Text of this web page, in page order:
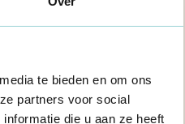
te bieden en om ons
partners voor social
die u aan ze heeft